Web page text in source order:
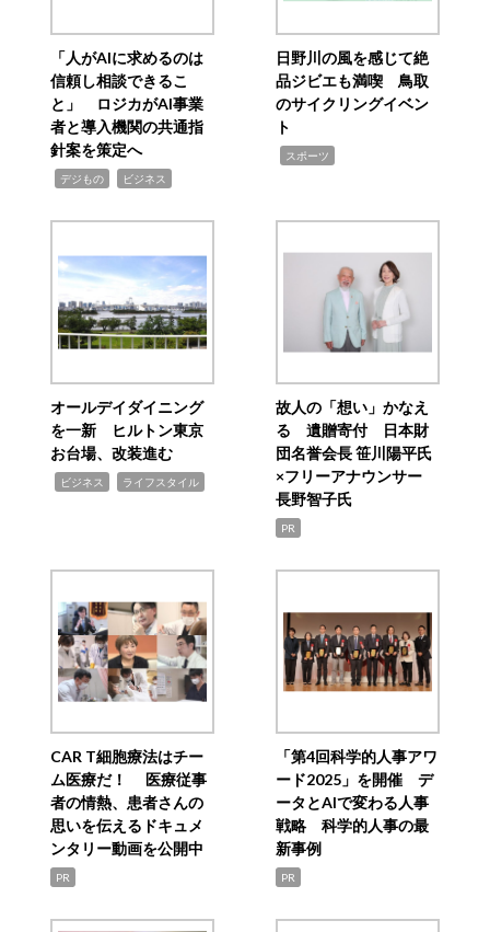
「人がAIに求めるのは
信頼し相談できるこ
と」 ロジカがAI事業
者と導入機関の共通指
針案を策定へ
デジもの ビジネス
日野川の風を感じて絶
品ジビエも満喫 鳥取
のサイクリングイベン
ト
スポーツ
オールデイダイニング
を一新 ヒルトン東京
お台場、改装進む
ビジネス ライフスタイル
故人の「想い」かなえ
る 遺贈寄付 日本財
団名誉会長 笹川陽平氏
×フリーアナウンサー
長野智子氏
PR
CAR T細胞療法はチー
ム医療だ！ 医療従事
者の情熱、患者さんの
思いを伝えるドキュメ
ンタリー動画を公開中
PR
「第4回科学的人事アワ
ード2025」を開催 デ
ータとAIで変わる人事
戦略 科学的人事の最
新事例
PR